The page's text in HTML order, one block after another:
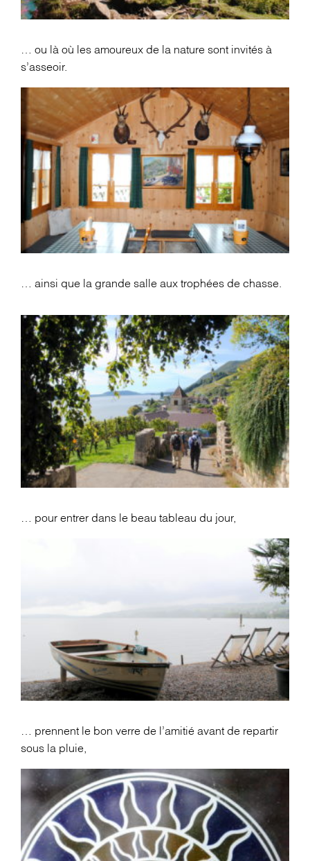
… ou là où les amoureux de la nature sont invités à
s’asseoir.
… ainsi que la grande salle aux trophées de chasse.
… pour entrer dans le beau tableau du jour,
… prennent le bon verre de l’amitié avant de repartir
sous la pluie,